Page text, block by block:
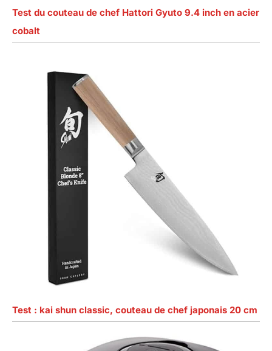
Test du couteau de chef Hattori Gyuto 9.4 inch en acier
cobalt
Test : kai shun classic, couteau de chef japonais 20 cm